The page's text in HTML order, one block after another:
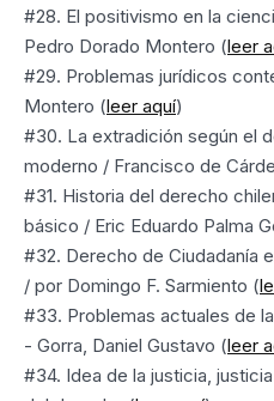
#28. El positivismo en la
Pedro Dorado Montero (leer
#29. Problemas jurídicos
Montero (leer aquí)
#30. La extradición según el
moderno / Francisco de
#31. Historia del derecho
básico / Eric Eduardo Palma
#32. Derecho de Ciudadanía
/ por Domingo F. Sarmiento (
#33. Problemas actuales de
- Gorra, Daniel Gustavo (leer
#34. Idea de la justicia,